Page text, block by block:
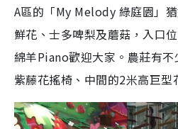
A區的「My Melody 綠庭園」
鮮花、士多啤梨及蘑菇，入口
綿羊Piano歡迎大家。農莊有
紫藤花搖椅、中間的2米高巨型